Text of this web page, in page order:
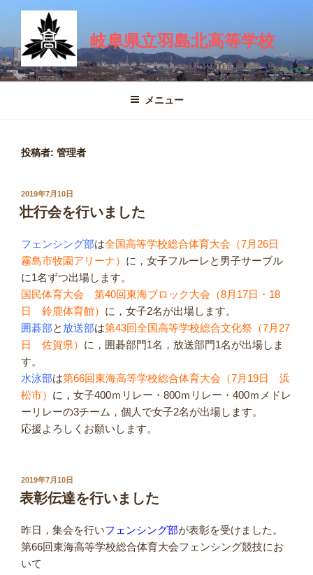
ン
ツ
岐阜県立羽島北高等学校
メニュー
投稿者: 管理者
投
稿
日:
2019年7月10日
壮行会を行いました
フェンシング部は全国高等学校総合体育大会（7月26日
霧島市牧園アリーナ） に，女子フルーレと男子サーブル
に1名ずつ出場します。
国民体育大会 第40回東海ブロック大会（8月17日・18
日 鈴鹿体育館） に，女子2名が出場します。
囲碁部と 放送部は第43回全国高等学校総合文化祭（7月27
日 佐賀県） に，囲碁部門1名，放送部門1名が出場しま
す。
水泳部は第66回東海高等学校総合体育大会（7月19日 浜
松市） に， 女子400ｍリレー・800ｍリレー・400ｍメドレ
ーリレーの3チーム，個人で女子2名が出場します。
応援よろしくお願いします。
投
稿
日:
2019年7月10日
表彰伝達を行いました
昨日，集会を行いフェンシング部が表彰を受けました。
第66回東海高等学校総合体育大会フェンシング競技にお
いて